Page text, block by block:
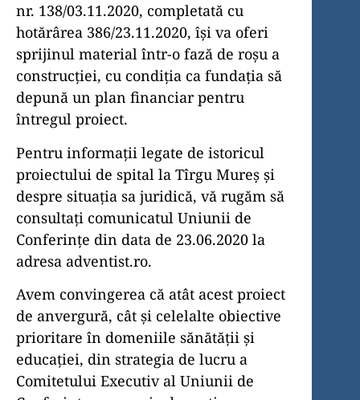
nr. 138/03.11.2020, completată cu
hotărârea 386/23.11.2020, își va oferi
sprijinul material într-o fază de roșu a
construcției, cu condiția ca fundația să
depună un plan financiar pentru
întregul proiect.
Pentru informații legate de istoricul
proiectului de spital la Tîrgu Mureș și
despre situația sa juridică, vă rugăm să
consultați comunicatul Uniunii de
Conferințe din data de 23.06.2020 la
adresa adventist.ro.
Avem convingerea că atât acest proiect
de anvergură, cât și celelalte obiective
prioritare în domeniile sănătății și
educației, din strategia de lucru a
Comitetului Executiv al Uniunii de